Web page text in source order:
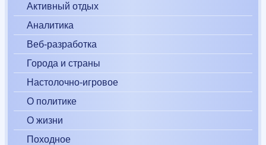
Активный отдых
Аналитика
Веб-разработка
Города и страны
Настолочно-игровое
О политике
О жизни
Походное